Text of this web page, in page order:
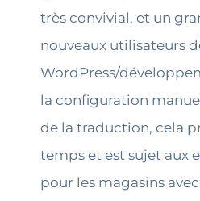
très convivial, et un
nouveaux utilisateurs
WordPress/
la configuration
de la traduction, cela
temps et est sujet aux
pour les magasins